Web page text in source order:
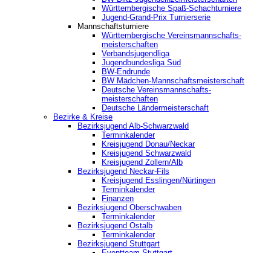
Württembergische Spaß-Schachturniere
Jugend-Grand-Prix Turnierserie
Mannschaftsturniere
Württembergische Vereinsmannschafts-
meisterschaften
Verbandsjugendliga
Jugendbundesliga Süd
BW-Endrunde
BW Mädchen-Mannschaftsmeisterschaft
Deutsche Vereinsmannschafts-
meisterschaften
Deutsche Ländermeisterschaft
Bezirke & Kreise
Bezirksjugend Alb-Schwarzwald
Terminkalender
Kreisjugend Donau/Neckar
Kreisjugend Schwarzwald
Kreisjugend Zollern/Alb
Bezirksjugend Neckar-Fils
Kreisjugend ‎Esslingen/Nürtingen
Terminkalender
Finanzen
Bezirksjugend Oberschwaben
Terminkalender
Bezirksjugend Ostalb
Terminkalender
Bezirksjugend Stuttgart